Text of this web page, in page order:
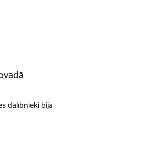
dalībnieki bija